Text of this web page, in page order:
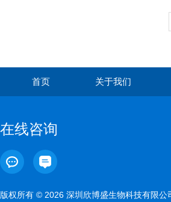
首页 关于我们
在线咨询
版权所有 © 2026 深圳欣博盛生物科技有限